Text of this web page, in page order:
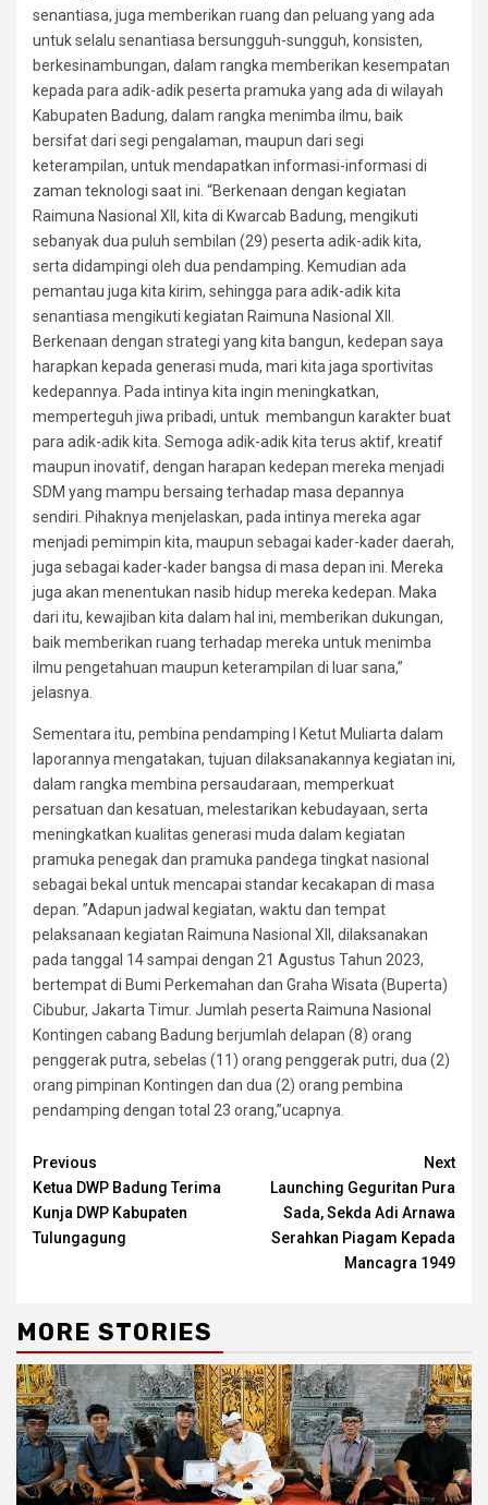
senantiasa, juga memberikan ruang dan peluang yang ada
untuk selalu senantiasa bersungguh-sungguh, konsisten,
berkesinambungan, dalam rangka memberikan kesempatan
kepada para adik-adik peserta pramuka yang ada di wilayah
Kabupaten Badung, dalam rangka menimba ilmu, baik
bersifat dari segi pengalaman, maupun dari segi
keterampilan, untuk mendapatkan informasi-informasi di
zaman teknologi saat ini. “Berkenaan dengan kegiatan
Raimuna Nasional XII, kita di Kwarcab Badung, mengikuti
sebanyak dua puluh sembilan (29) peserta adik-adik kita,
serta didampingi oleh dua pendamping. Kemudian ada
pemantau juga kita kirim, sehingga para adik-adik kita
senantiasa mengikuti kegiatan Raimuna Nasional XII.
Berkenaan dengan strategi yang kita bangun, kedepan saya
harapkan kepada generasi muda, mari kita jaga sportivitas
kedepannya. Pada intinya kita ingin meningkatkan,
memperteguh jiwa pribadi, untuk membangun karakter buat
para adik-adik kita. Semoga adik-adik kita terus aktif, kreatif
maupun inovatif, dengan harapan kedepan mereka menjadi
SDM yang mampu bersaing terhadap masa depannya
sendiri. Pihaknya menjelaskan, pada intinya mereka agar
menjadi pemimpin kita, maupun sebagai kader-kader daerah,
juga sebagai kader-kader bangsa di masa depan ini. Mereka
juga akan menentukan nasib hidup mereka kedepan. Maka
dari itu, kewajiban kita dalam hal ini, memberikan dukungan,
baik memberikan ruang terhadap mereka untuk menimba
ilmu pengetahuan maupun keterampilan di luar sana,”
jelasnya.
Sementara itu, pembina pendamping I Ketut Muliarta dalam
laporannya mengatakan, tujuan dilaksanakannya kegiatan ini,
dalam rangka membina persaudaraan, memperkuat
persatuan dan kesatuan, melestarikan kebudayaan, serta
meningkatkan kualitas generasi muda dalam kegiatan
pramuka penegak dan pramuka pandega tingkat nasional
sebagai bekal untuk mencapai standar kecakapan di masa
depan. ”Adapun jadwal kegiatan, waktu dan tempat
pelaksanaan kegiatan Raimuna Nasional XII, dilaksanakan
pada tanggal 14 sampai dengan 21 Agustus Tahun 2023,
bertempat di Bumi Perkemahan dan Graha Wisata (Buperta)
Cibubur, Jakarta Timur. Jumlah peserta Raimuna Nasional
Kontingen cabang Badung berjumlah delapan (8) orang
penggerak putra, sebelas (11) orang penggerak putri, dua (2)
orang pimpinan Kontingen dan dua (2) orang pembina
pendamping dengan total 23 orang,”ucapnya.
Continue
Reading
Previous
Ketua DWP Badung Terima
Kunja DWP Kabupaten
Tulungagung
Next
Launching Geguritan Pura
Sada, Sekda Adi Arnawa
Serahkan Piagam Kepada
Mancagra 1949
MORE STORIES